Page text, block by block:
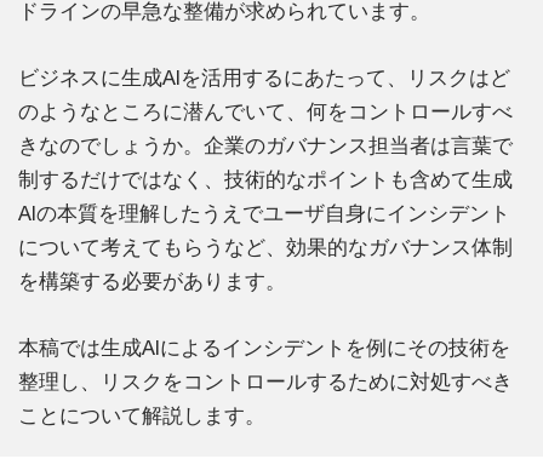
ドラインの早急な整備が求められています。
ビジネスに生成AIを活用するにあたって、リスクはど
のようなところに潜んでいて、何をコントロールすべ
きなのでしょうか。企業のガバナンス担当者は言葉で
制するだけではなく、技術的なポイントも含めて生成
AIの本質を理解したうえでユーザ自身にインシデント
について考えてもらうなど、効果的なガバナンス体制
を構築する必要があります。
本稿では生成AIによるインシデントを例にその技術を
整理し、リスクをコントロールするために対処すべき
ことについて解説します。